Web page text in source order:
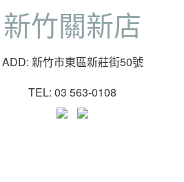
新竹關新店
ADD: 新竹市東區新莊街50號
TEL: 03 563-0108